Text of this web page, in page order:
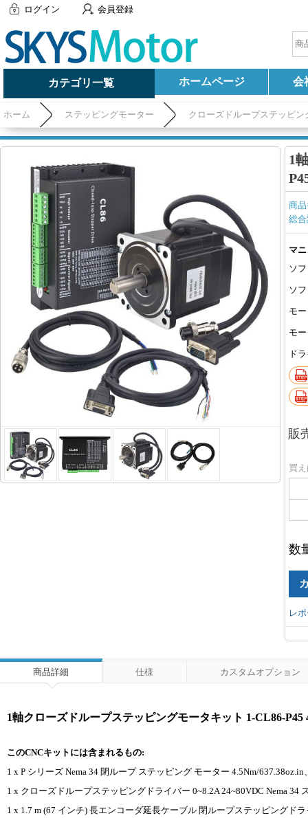
ログイン 会員登録
カテゴリ一覧 ホームページ 会
ホーム ステッピングモーター クローズドループステッピン
(Nema 34 モーター&ドライバー)
1
商
総
マ
ソ
ソ
モ
モ
ド
販
買
数
レ
商品詳細 仕様 カスタムオプション
1軸クローズドループステッピングモータキット 1-CL86-
このCNCキットには含まれるもの:
1 x P シリーズ Nema 34 閉ループ ステッピング モーター 4.5Nm/
1 x クローズドループステッピングドライバー 0~8.2A 24~80VDC Nema 34
1 x 1.7 m (67 インチ) 長エンコーダ延長ケーブル 閉ループステッピングド